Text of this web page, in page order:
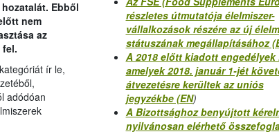
Ebből
nem
az
ír le,
adódóan
részletes útmutatója élelmiszer-
vállalkozások részére az új
státuszának megállapításához
A 2018 előtt kiadott engedélyek
amelyek 2018. január 1-jét
átvezetésre kerültek az uniós
jegyzékbe (EN)
A Bizottsághoz benyújtott
nyilvánosan elérhető